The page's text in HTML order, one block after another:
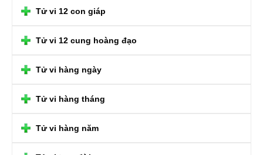
Tử vi 12 con giáp
Tử vi 12 cung hoàng đạo
Tử vi hàng ngày
Tử vi hàng tháng
Tử vi hàng năm